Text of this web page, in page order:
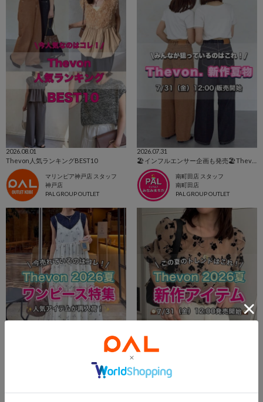
2026.08.01
Thevon人気ランキングBEST10
マリンピア神戸店 スタッフ
神戸店
PAL GROUP OUTLET
2026.07.31
🏖インフルエンサー企画も発売🏖Thevon. 新作アイテム
南町田店 スタッフ
南町田店
PAL GROUP OUTLET
【🌻Thevon🌻】夏のワンピース特集はこちらから！👀✨【今売れているのはこれ！！】
広島店 スタッフ
2026.07.31
広島店 スタッフ